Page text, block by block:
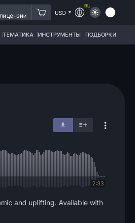
USD
RU
ТЕМАТИКА ИНСТРУМЕНТЫ ПОДБОРКИ
2:33
and uplifting. Available with